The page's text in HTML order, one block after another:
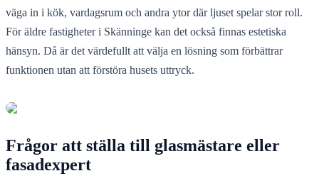
väga in i kök, vardagsrum och andra ytor där ljuset spelar stor roll.
För äldre fastigheter i Skänninge kan det också finnas estetiska
hänsyn. Då är det värdefullt att välja en lösning som förbättrar
funktionen utan att förstöra husets uttryck.
Frågor att ställa till glasmästare eller
fasadexpert